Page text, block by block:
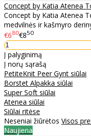
Concept by Katia Atenea
Concept by Katia Atenea
medvilnės ir kašmyro
€680€850
Į palyginimą
Į norų sąrašą
PetiteKnit Peer Gynt siūlai
Borstet Alpakka siūlai
Super Soft siūlai
Atenea siūlai
Siūlai ritėse
Neseniai žiūrėtos Visos
Naujiena